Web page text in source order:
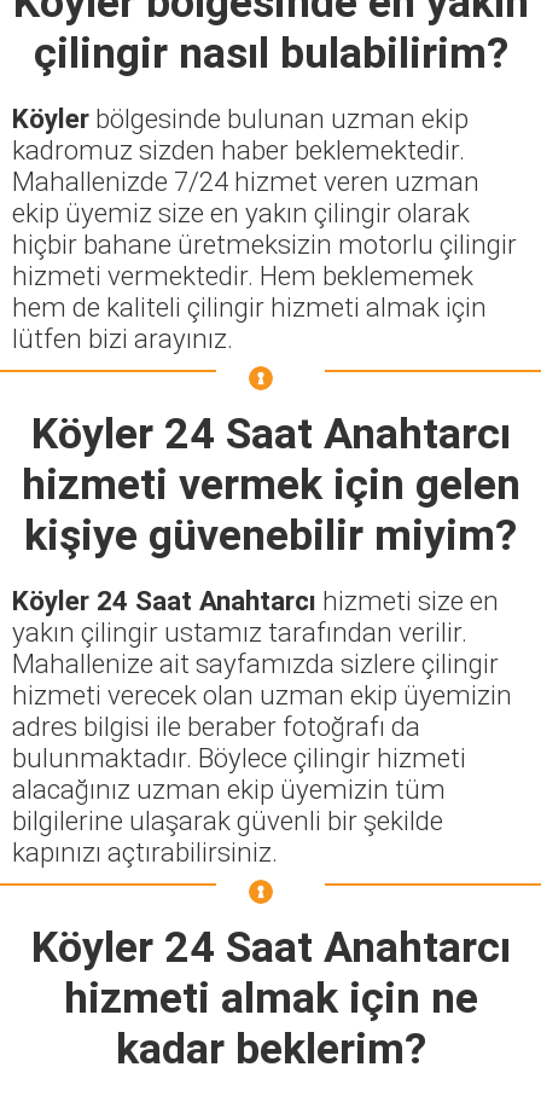
çilingir nasıl bulabilirim?
Köyler bölgesinde bulunan uzman ekip
kadromuz sizden haber beklemektedir.
Mahallenizde 7/24 hizmet veren uzman
ekip üyemiz size en yakın çilingir olarak
hiçbir bahane üretmeksizin motorlu çilingir
hizmeti vermektedir. Hem beklememek
hem de kaliteli çilingir hizmeti almak için
lütfen bizi arayınız.
Köyler 24 Saat Anahtarcı
hizmeti vermek için gelen
kişiye güvenebilir miyim?
Köyler 24 Saat Anahtarcı hizmeti size en
yakın çilingir ustamız tarafından verilir.
Mahallenize ait sayfamızda sizlere çilingir
hizmeti verecek olan uzman ekip üyemizin
adres bilgisi ile beraber fotoğrafı da
bulunmaktadır. Böylece çilingir hizmeti
alacağınız uzman ekip üyemizin tüm
bilgilerine ulaşarak güvenli bir şekilde
kapınızı açtırabilirsiniz.
Köyler 24 Saat Anahtarcı
hizmeti almak için ne
kadar beklerim?